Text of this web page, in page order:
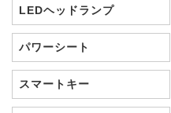
LEDヘッドランプ
パワーシート
スマートキー